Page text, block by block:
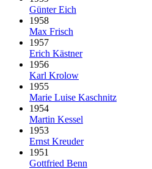
Günter Eich
1958
Max Frisch
1957
Erich Kästner
1956
Karl Krolow
1955
Marie Luise Kaschnitz
1954
Martin Kessel
1953
Ernst Kreuder
1951
Gottfried Benn